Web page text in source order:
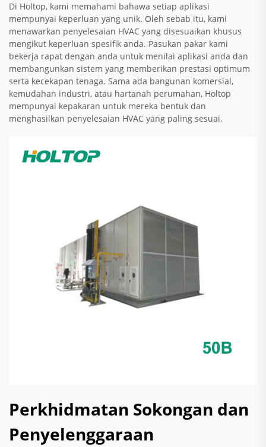
Di Holtop, kami memahami bahawa setiap aplikasi
mempunyai keperluan yang unik. Oleh sebab itu, kami
menawarkan penyelesaian HVAC yang disesuaikan khusus
mengikut keperluan spesifik anda. Pasukan pakar kami
bekerja rapat dengan anda untuk menilai aplikasi anda dan
membangunkan sistem yang memberikan prestasi optimum
serta kecekapan tenaga. Sama ada bangunan komersial,
kemudahan industri, atau hartanah perumahan, Holtop
mempunyai kepakaran untuk mereka bentuk dan
menghasilkan penyelesaian HVAC yang paling sesuai.
Perkhidmatan Sokongan dan
Penyelenggaraan